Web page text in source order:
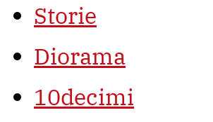
Storie
Diorama
10decimi